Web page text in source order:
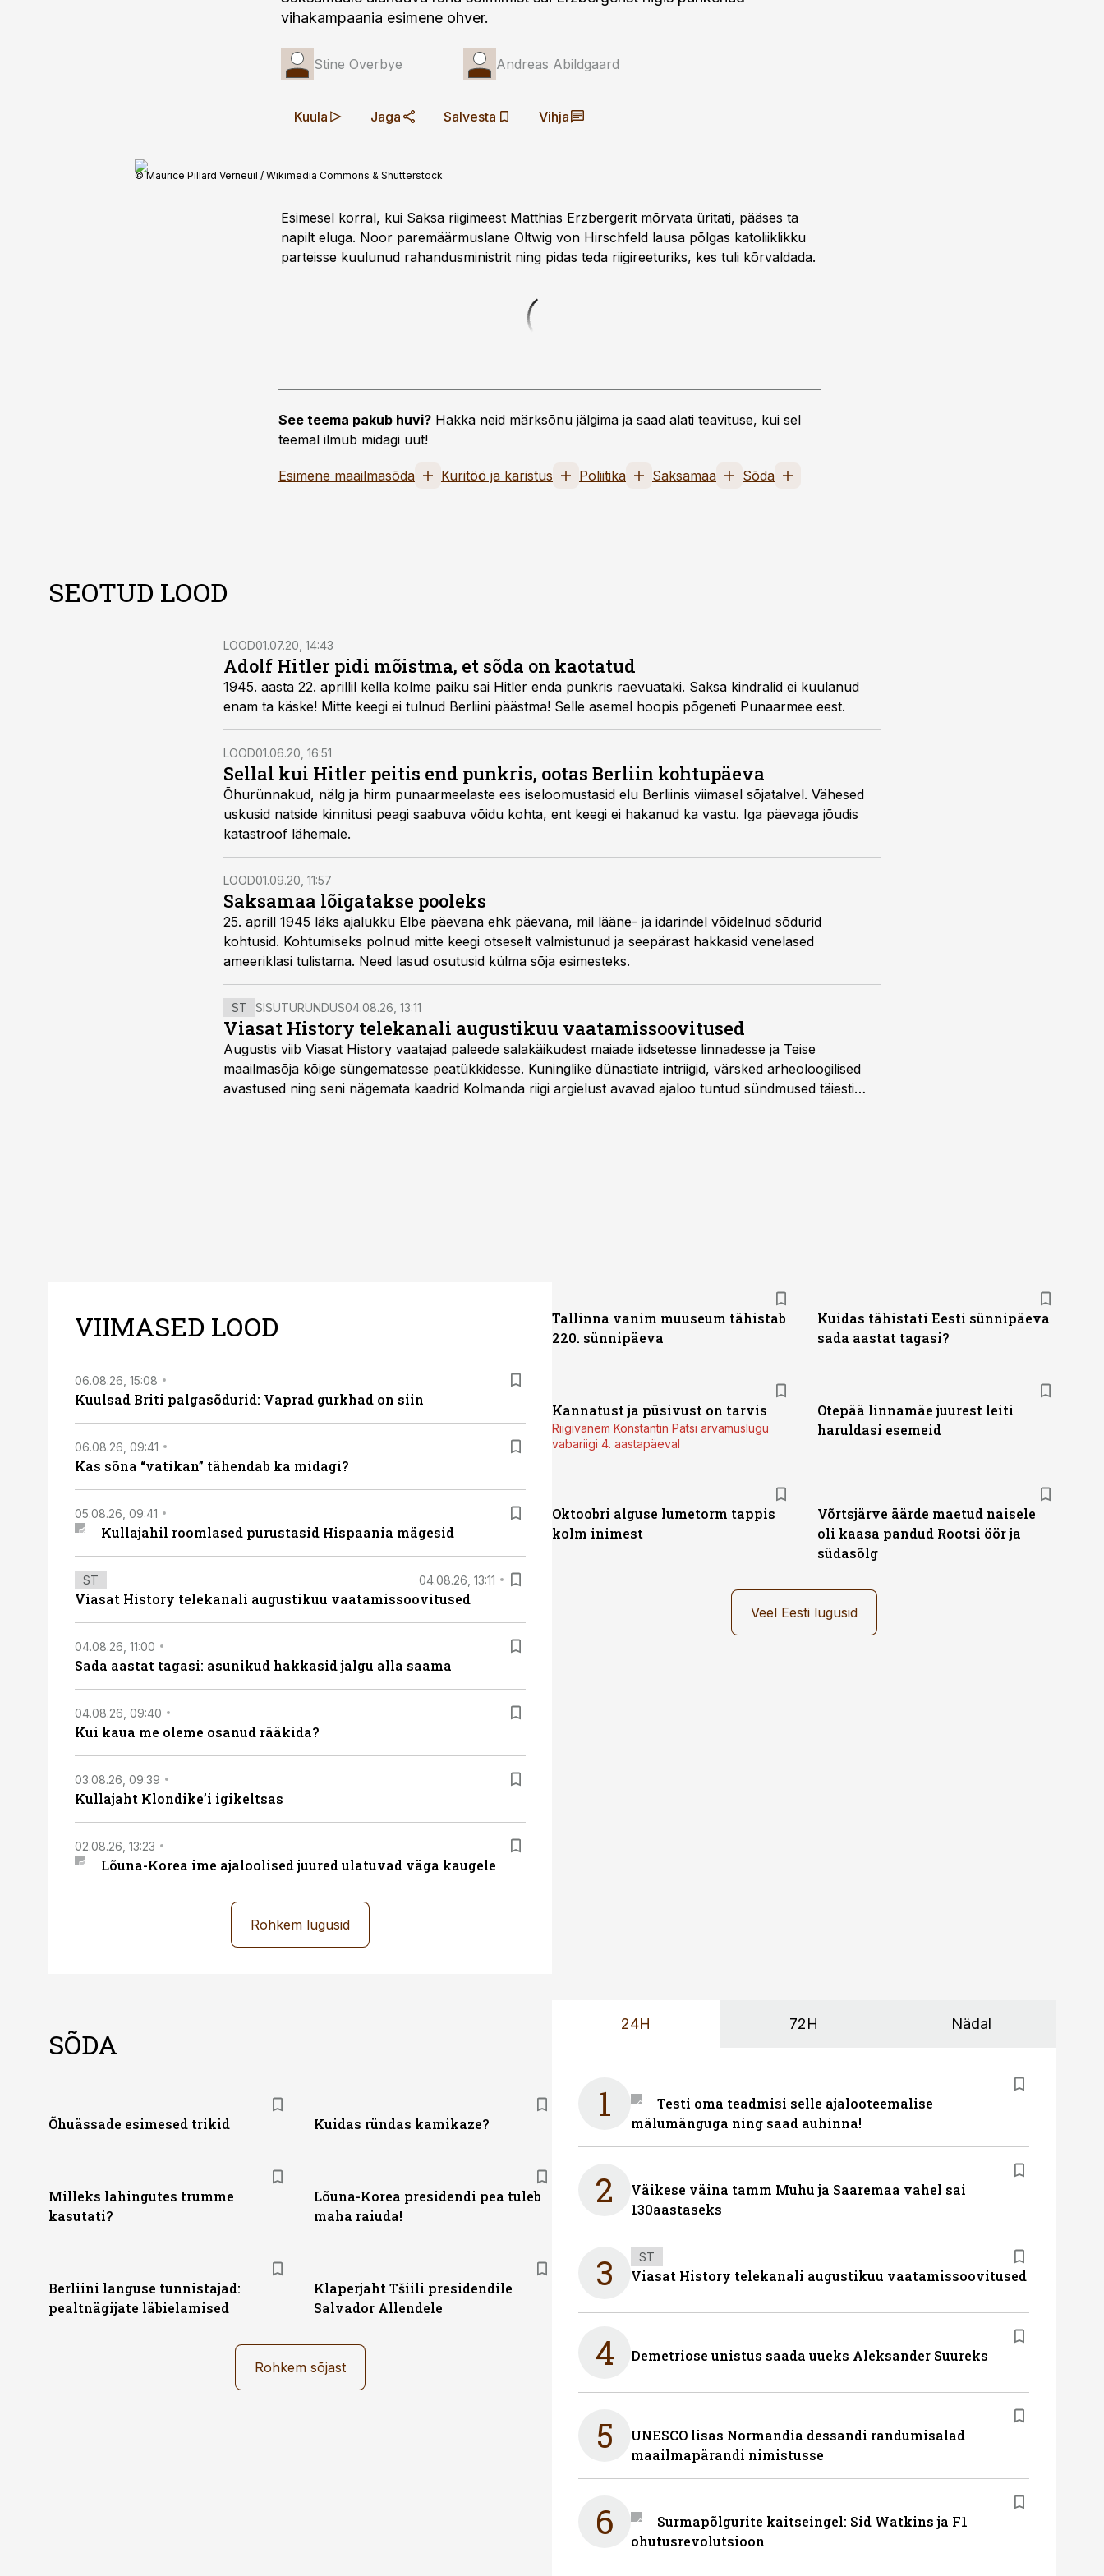
vihakampaania esimene ohver.
Stine Overbye Andreas Abildgaard
Kuula Jaga Salvesta Vihja
© Maurice Pillard Verneuil / Wikimedia Commons & Shutterstock
Esimesel korral, kui Saksa riigimeest Matthias Erzbergerit mõrvata ürita­ti, pääses ta
napilt eluga. Noor paremäärmuslane Oltwig von Hirschfeld lausa põlgas katoliiklikku
parteisse kuulunud rahandus­ministrit ning pidas teda riigireeturiks, kes tuli kõrvaldada.
See teema pakub huvi? Hakka neid märksõnu jälgima ja saad alati teavituse, kui sel
teemal ilmub midagi uut!
Esimene maailmasõda Kuritöö ja karistus Poliitika Saksamaa Sõda
SEOTUD LOOD
LOOD01.07.20, 14:43
Adolf Hitler pidi mõistma, et sõda on kaotatud
1945. aasta 22. aprillil kella kolme paiku sai Hitler enda punkris raevuataki. Saksa kindralid ei kuulanud
enam ta käske! Mitte keegi ei tulnud Berliini päästma! Selle asemel hoopis põgeneti Punaarmee eest.
LOOD01.06.20, 16:51
Sellal kui Hitler peitis end punkris, ootas Berliin kohtupäeva
Õhurünnakud, nälg ja hirm punaarmeelaste ees iseloomustasid elu Berliinis viimasel sõjatalvel. Vähesed
uskusid natside kinnitusi peagi saabuva võidu kohta, ent keegi ei hakanud ka vastu. Iga päevaga jõudis
katastroof lähemale.
LOOD01.09.20, 11:57
Saksamaa lõigatakse pooleks
25. aprill 1945 läks ajalukku Elbe päevana ehk päevana, mil lääne- ja idarindel võidelnud sõdurid
kohtusid. Kohtumiseks polnud mitte keegi otseselt valmistunud ja seepärast hakkasid venelased
ameeriklasi tulistama. Need lasud osutusid külma sõja esimesteks.
ST SISUTURUNDUS04.08.26, 13:11
Viasat History telekanali augustikuu vaatamissoovitused
Augustis viib Viasat History vaatajad paleede salakäikudest maiade iidsetesse linnadesse ja Teise
maailmasõja kõige süngematesse peatükkidesse. Kuninglike dünastiate intriigid, värsked arheoloogilised
avastused ning seni nägemata kaadrid Kolmanda riigi argielust avavad ajaloo tuntud sündmused täiesti
VIIMASED LOOD
06.08.26, 15:08
Kuulsad Briti palgasõdurid: Vaprad gurkhad on siin
06.08.26, 09:41
Kas sõna “vatikan” tähendab ka midagi?
05.08.26, 09:41
Kullajahil roomlased purustasid Hispaania mägesid
ST 04.08.26, 13:11
Viasat History telekanali augustikuu vaatamissoovitused
04.08.26, 11:00
Sada aastat tagasi: asunikud hakkasid jalgu alla saama
04.08.26, 09:40
Kui kaua me oleme osanud rääkida?
03.08.26, 09:39
Kullajaht Klondike’i igikeltsas
02.08.26, 13:23
Lõuna-Korea ime ajaloolised juured ulatuvad väga kaugele
Rohkem lugusid
Tallinna vanim muuseum tähistab
220. sünnipäeva
Kuidas tähistati Eesti sünnipäeva
sada aastat tagasi?
Kannatust ja püsivust on tarvis
Riigivanem Konstantin Pätsi arvamuslugu
vabariigi 4. aastapäeval
Otepää linnamäe juurest leiti
haruldasi esemeid
Oktoobri alguse lumetorm tappis
kolm inimest
Võrtsjärve äärde maetud naisele
oli kaasa pandud Rootsi öör ja
südasõlg
Veel Eesti lugusid
SÕDA
Õhuässade esimesed trikid Kuidas ründas kamikaze?
Milleks lahingutes trumme
kasutati?
Lõuna-Korea presidendi pea tuleb
maha raiuda!
Berliini languse tunnistajad:
pealtnägijate läbielamised
Klaperjaht Tšiili presidendile
Salvador Allendele
Rohkem sõjast
24H 72H Nädal
1
Testi oma teadmisi selle ajalooteemalise
mälumänguga ning saad auhinna!
2
Väikese väina tamm Muhu ja Saaremaa vahel sai
130aastaseks
3 ST
Viasat History telekanali augustikuu vaatamissoovitused
4 Demetriose unistus saada uueks Aleksander Suureks
5
UNESCO lisas Normandia dessandi randumisalad
maailmapärandi nimistusse
6
Surmapõlgurite kaitseingel: Sid Watkins ja F1
ohutusrevolutsioon